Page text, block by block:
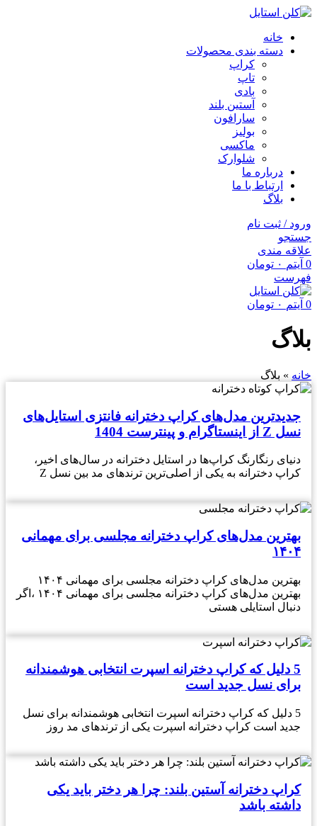
خانه
دسته بندی محصولات
کراپ
تاپ
بادی
آستین بلند
سارافون
بولیز
ماکسی
شلوارک
درباره ما
ارتباط با ما
بلاگ
ورود / ثبت نام
جستجو
علاقه مندی
0 آیتم ۰ تومان
فهرست
0 آیتم ۰ تومان
بلاگ
خانه » بلاگ
جدیدترین مدل‌های کراپ دخترانه فانتزی استایل‌های
نسل Z از اینستاگرام و پینترست 1404
دنیای رنگارنگ کراپ‌ها در استایل دخترانه در سال‌های اخیر،
کراپ دخترانه به یکی از اصلی‌ترین ترندهای مد بین نسل Z
بهترین مدل‌های کراپ دخترانه مجلسی برای مهمانی
۱۴۰۴
بهترین مدل‌های کراپ دخترانه مجلسی برای مهمانی ۱۴۰۴
بهترین مدل‌های کراپ دخترانه مجلسی برای مهمانی ۱۴۰۴ ،اگر
دنبال استایلی هستی
5 دلیل که کراپ دخترانه اسپرت انتخابی هوشمندانه
برای نسل جدید است
5 دلیل که کراپ دخترانه اسپرت انتخابی هوشمندانه برای نسل
جدید است کراپ دخترانه اسپرت یکی از ترندهای مد روز
کراپ دخترانه آستین بلند: چرا هر دختر باید یکی
داشته باشد